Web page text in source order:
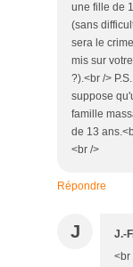
une fille de
(sans
sera le
mis sur
?).<br />
suppose
famille
de 13
<br />
Répondre
J J.-
<br